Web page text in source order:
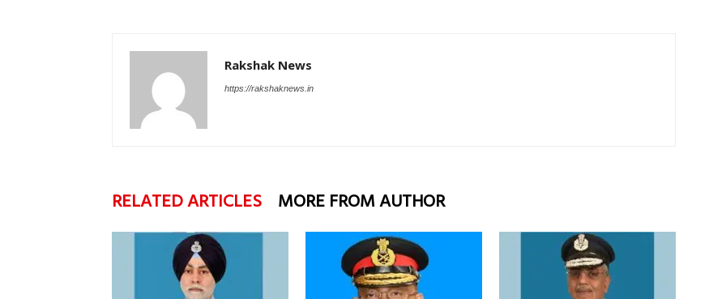
Rakshak News
https://rakshaknews.in
RELATED ARTICLES MORE FROM AUTHOR